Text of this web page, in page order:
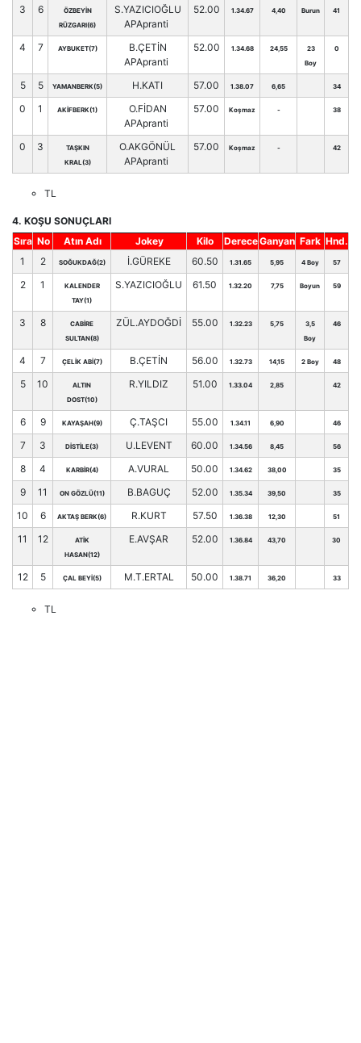
3 6
ÖZBEYİN
RÜZGARI(6)
S.YAZICIOĞLU
APApranti
52.00 1.34.67 4,40 Burun 41
4 7 AYBUKET(7)
B.ÇETİN
APApranti
52.00 1.34.68 24,55
23
Boy
0
5 5 YAMANBERK(5) H.KATI 57.00 1.38.07 6,65 34
0 1 AKİFBERK(1)
O.FİDAN
APApranti
57.00 Koşmaz - 38
0 3
TAŞKIN
KRAL(3)
O.AKGÖNÜL
APApranti
57.00 Koşmaz - 42
TL
4. KOŞU SONUÇLARI
Sıra No Atın Adı Jokey Kilo DereceGanyan Fark Hnd.
1
2 SOĞUKDAĞ(2) İ.GÜREKE 60.50 1.31.65 5,95 4 Boy 57
2 1
KALENDER
TAY(1)
S.YAZICIOĞLU 61.50 1.32.20 7,75 Boyun 59
3 8
CABİRE
SULTAN(8)
ZÜL.AYDOĞDİ 55.00 1.32.23 5,75
3,5
Boy
46
4 7 ÇELİK ABİ(7) B.ÇETİN 56.00 1.32.73 14,15 2 Boy 48
5 10
ALTIN
DOST(10)
R.YILDIZ 51.00 1.33.04 2,85 42
6 9 KAYAŞAH(9) Ç.TAŞCI 55.00 1.34.11 6,90 46
7 3 DİSTİLE(3) U.LEVENT 60.00 1.34.56 8,45 56
8 4 KARBİR(4) A.VURAL 50.00 1.34.62 38,00 35
9 11 ON GÖZLÜ(11) B.BAGUÇ 52.00 1.35.34 39,50 35
10 6 AKTAŞ BERK(6) R.KURT 57.50 1.36.38 12,30 51
11 12
ATİK
HASAN(12)
E.AVŞAR 52.00 1.36.84 43,70 30
12 5 ÇAL BEYİ(5) M.T.ERTAL 50.00 1.38.71 36,20 33
TL